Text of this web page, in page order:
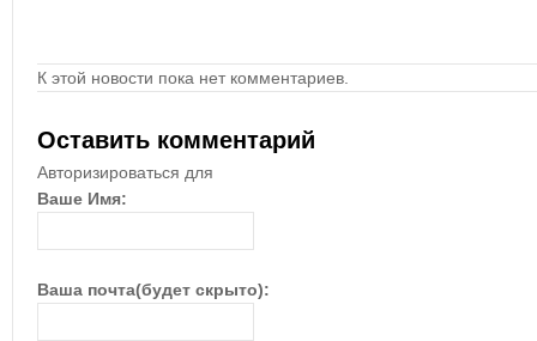
К этой новости пока нет комментариев.
Оставить комментарий
Авторизироваться для
Ваше Имя:
Ваша почта(будет скрыто):